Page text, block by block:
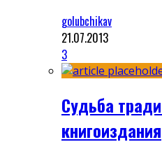
golubchikav
21.07.2013
3
Судьба
книгоиздания